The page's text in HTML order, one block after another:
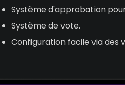
Système d'approbation
Système de vote.
Configuration facile via des